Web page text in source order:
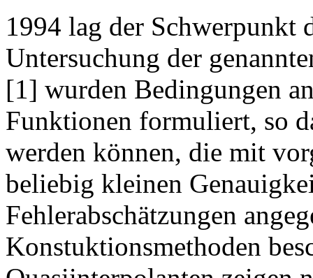
1994 lag der Schwerpunkt
Untersuchung der
[1] wurden Bedingungen
Funktionen formuliert, so
werden können, die mit
beliebig kleinen
Fehlerabschätzungen
Konstuktionsmethoden